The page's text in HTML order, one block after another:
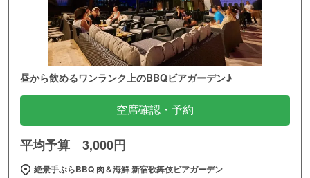
昼から飲めるワンランク上のBBQビアガーデン♪
空席確認・予約
平均予算 3,000円
絶景手ぶらBBQ 肉＆海鮮 新宿歌舞伎ビアガーデン